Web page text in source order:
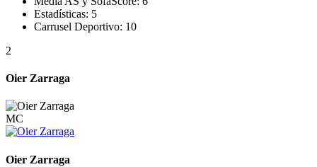
Estadísticas: 5
Carrusel Deportivo: 10
2
Oier Zarraga
MC
Oier Zarraga